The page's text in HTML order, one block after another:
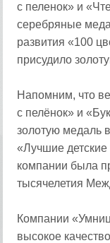
с пеленок» и
серебряные
развития «100
присудило
Напомним, что
с пелёнок» и
золотую медаль
«Лучшие
компании была
тысячелетия
Компании
высокое